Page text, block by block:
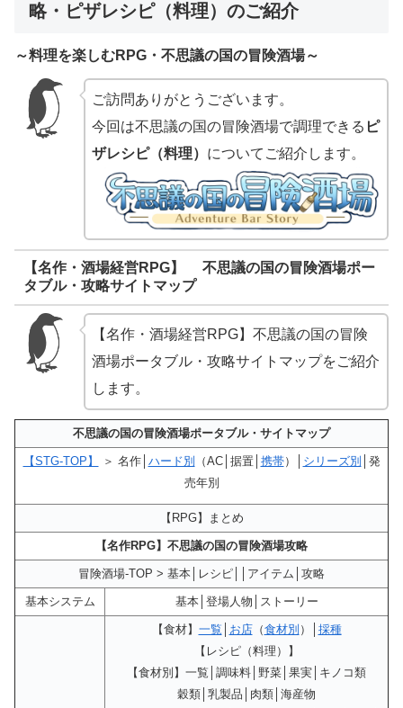
略・ピザレシピ（料理）のご紹介
～料理を楽しむRPG・不思議の国の冒険酒場～
ご訪問ありがとうございます。
今回は不思議の国の冒険酒場で調理できる ピ
ザレシピ（料理） についてご紹介します。
【名作・酒場経営RPG】 不思議の国の冒険酒場ポー
タブル・攻略サイトマップ
【名作・酒場経営RPG】不思議の国の冒険
酒場ポータブル・攻略サイトマップをご紹介
します。
不思議の国の冒険酒場ポータブル・サイトマップ
【STG-TOP】 ＞ 名作│ ハード別 （AC│据置│ 携帯）│ シリーズ別
│発
売年別
【RPG】まとめ
【名作RPG】不思議の国の冒険酒場攻略
冒険酒場-TOP > 基本│レシピ││アイテム│攻略
基本システム 基本│登場人物│ストーリー
【食材】 一覧 お店（食材別 ）│ 採種
【レシピ（料理）】
【食材別】一覧│調味料│野菜│果実│キノコ類
穀類│乳製品│肉類│海産物